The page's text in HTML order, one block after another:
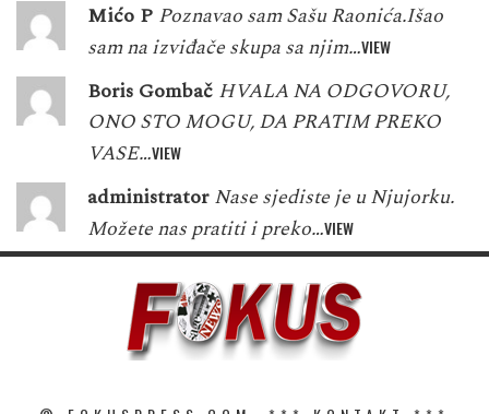
Mićo P Poznavao sam Sašu Raonića.Išao
sam na izviđače skupa sa njim…VIEW
Boris Gombač HVALA NA ODGOVORU,
ONO STO MOGU, DA PRATIM PREKO
VASE…VIEW
administrator Nase sjediste je u Njujorku.
Možete nas pratiti i preko…VIEW